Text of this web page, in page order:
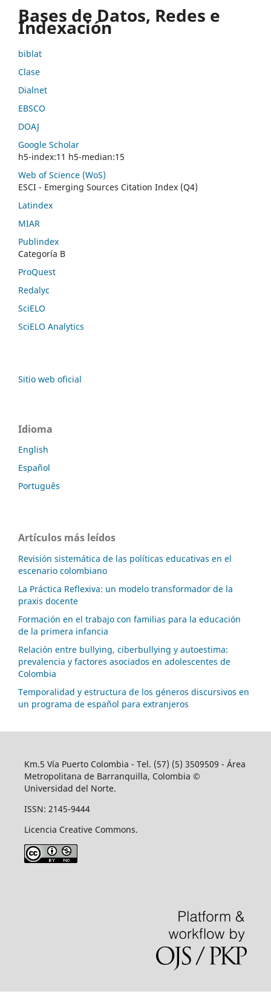
Bases de Datos, Redes e
Indexación
biblat
Clase
Dialnet
EBSCO
DOAJ
Google Scholar
h5-index:11 h5-median:15
Web of Science (WoS)
ESCI - Emerging Sources Citation Index (Q4)
Latindex
MIAR
Publindex
Categoría B
ProQuest
Redalyc
SciELO
SciELO Analytics
Sitio web oficial
Idioma
English
Español
Português
Artículos más leídos
Revisión sistemática de las políticas educativas en el
escenario colombiano
La Práctica Reflexiva: un modelo transformador de la
praxis docente
Formación en el trabajo con familias para la educación
de la primera infancia
Relación entre bullying, ciberbullying y autoestima:
prevalencia y factores asociados en adolescentes de
Colombia
Temporalidad y estructura de los géneros discursivos en
un programa de español para extranjeros
Km.5 Vía Puerto Colombia - Tel. (57) (5) 3509509 - Área
Metropolitana de Barranquilla, Colombia ©
Universidad del Norte.
ISSN: 2145-9444
Licencia Creative Commons.